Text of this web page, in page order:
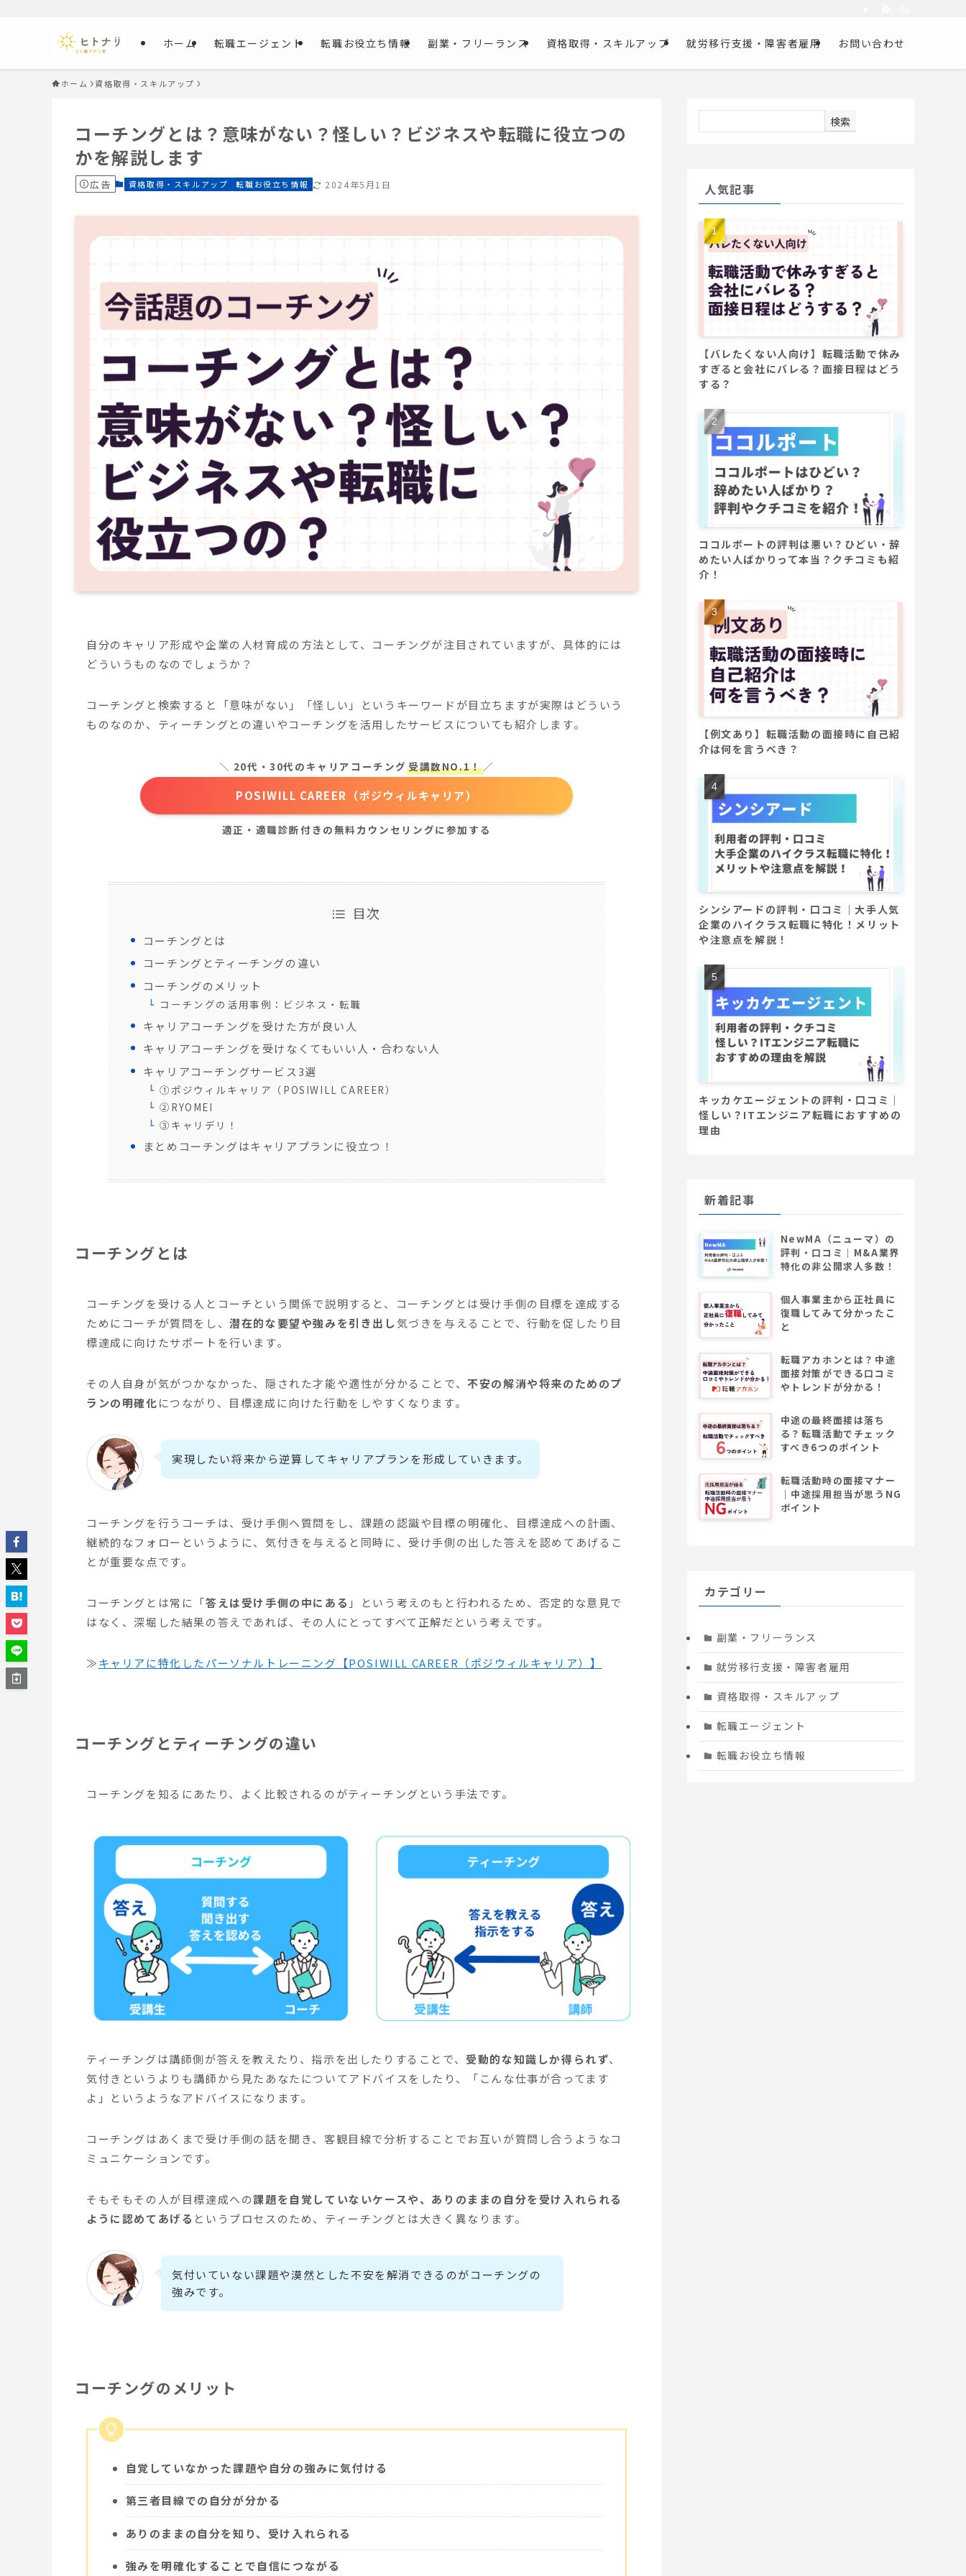
ホーム 転職エージェント 転職お役立ち情報 副業・フリーランス 資格取得・スキルアップ 就労移行支援・障害者雇用 お問い合わせ
ホーム 資格取得・スキルアップ
コーチングとは？意味がない？怪しい？ビジネスや転職に役立つの
かを解説します
広告 資格取得・スキルアップ 転職お役立ち情報 2024年5月1日
自分のキャリア形成や企業の人材育成の方法として、コーチングが注目されていますが、具体的には
どういうものなのでしょうか？
コーチングと検索すると「意味がない」「怪しい」というキーワードが目立ちますが実際はどういう
ものなのか、ティーチングとの違いやコーチングを活用したサービスについても紹介します。
＼ 20代・30代のキャリアコーチング 受講数NO.1！／
POSIWILL CAREER（ポジウィルキャリア）
適正・適職診断付きの無料カウンセリングに参加する
目次
コーチングとは
コーチングとティーチングの違い
コーチングのメリット
コーチングの活用事例：ビジネス・転職
キャリアコーチングを受けた方が良い人
キャリアコーチングを受けなくてもいい人・合わない人
キャリアコーチングサービス3選
①ポジウィルキャリア（POSIWILL CAREER）
②RYOMEI
③キャリデリ！
まとめコーチングはキャリアプランに役立つ！
コーチングとは
コーチングを受ける人とコーチという関係で説明すると、コーチングとは受け手側の目標を達成する
ためにコーチが質問をし、潜在的な要望や強みを引き出し気づきを与えることで、行動を促したり目
標達成に向けたサポートを行います。
その人自身が気がつかなかった、隠された才能や適性が分かることで、不安の解消や将来のためのプ
ランの明確化につながり、目標達成に向けた行動をしやすくなります。
実現したい将来から逆算してキャリアプランを形成していきます。
コーチングを行うコーチは、受け手側へ質問をし、課題の認識や目標の明確化、目標達成への計画、
継続的なフォローというように、気付きを与えると同時に、 受け手側の出した答えを認めてあげるこ
とが重要な点です。
コーチングとは常に「答えは受け手側の中にある 」という考えのもと行われるため、否定的な意見で
はなく、深堀した結果の答えであれば、その人にとってすべて正解だという考えです。
≫キャリアに特化したパーソナルトレーニング【POSIWILL CAREER（ポジウィルキャリア）】
コーチングとティーチングの違い
コーチングを知るにあたり、よく比較されるのがティーチングという手法です。
ティーチングは講師側が答えを教えたり、指示を出したりすることで、 受動的な知識しか得られず、
気付きというよりも講師から見たあなたについてアドバイスをしたり、「こんな仕事が合ってます
よ」というようなアドバイスになります。
コーチングはあくまで受け手側の話を聞き、客観目線で分析することでお互いが質問し合うようなコ
ミュニケーションです。
そもそもその人が目標達成への課題を自覚していないケースや、ありのままの自分を受け入れられる
ように認めてあげる というプロセスのため、ティーチングとは大きく異なります。
気付いていない課題や漠然とした不安を解消できるのがコーチングの
強みです。
コーチングのメリット
自覚していなかった課題や自分の強みに気付ける
第三者目線での自分が分かる
ありのままの自分を知り、受け入れられる
強みを明確化することで自信につながる
検索
人気記事
【バレたくない人向け】転職活動で休み
すぎると会社にバレる？面接日程はどう
する？
ココルポートの評判は悪い？ひどい・辞
めたい人ばかりって本当？クチコミも紹
介！
【例文あり】転職活動の面接時に自己紹
介は何を言うべき？
シンシアードの評判・口コミ｜大手人気
企業のハイクラス転職に特化！メリット
や注意点を解説！
キッカケエージェントの評判・口コミ｜
怪しい？ITエンジニア転職におすすめの
理由
新着記事
NewMA（ニューマ）の
評判・口コミ│M&A業界
特化の非公開求人多数！
個人事業主から正社員に
復職してみて分かったこ
と
転職アカホンとは？中途
面接対策ができる口コミ
やトレンドが分かる！
中途の最終面接は落ち
る？転職活動でチェック
すべき6つのポイント
転職活動時の面接マナー
│中途採用担当が思うNG
ポイント
カテゴリー
副業・フリーランス
就労移行支援・障害者雇用
資格取得・スキルアップ
転職エージェント
転職お役立ち情報